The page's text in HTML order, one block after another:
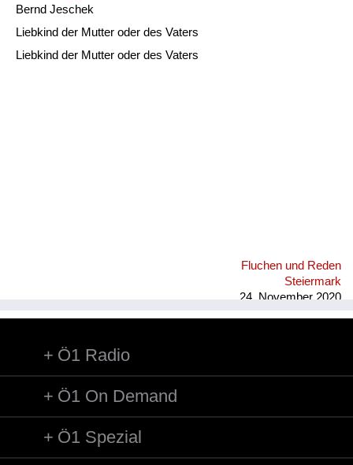
Bernd Jeschek
Liebkind der Mutter oder des Vaters
Liebkind der Mutter oder des Vaters
Fluchen und Reden
Steiermark
24. November 2020
Ö1 Radio
Ö1 On Demand
Ö1 Spezial